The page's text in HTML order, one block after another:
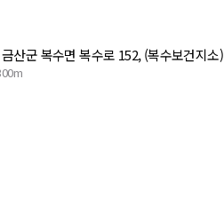
산군 복수면 복수로 152, (복수보건지소)